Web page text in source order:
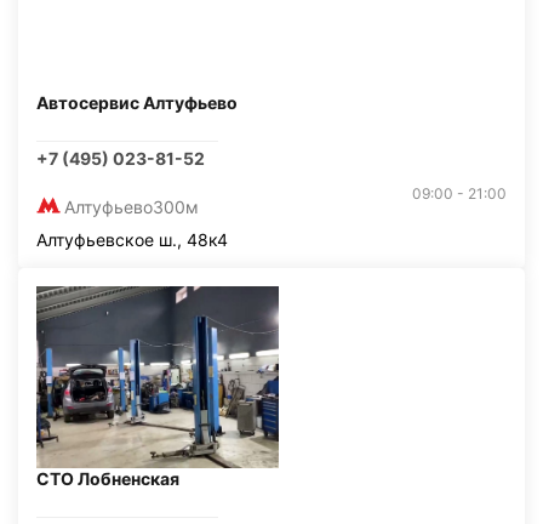
Автосервис Алтуфьево
+7 (495) 023-81-52
Алтуфьево300м
09:00 - 21:00
Алтуфьевское ш., 48к4
СТО Лобненская